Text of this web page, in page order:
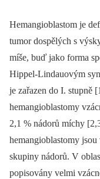
Hemangioblastom je
tumor dospělých s
míše, buď jako forma
Hippel-Lindauovým
je zařazen do I. stupně
hemangioblastomy
2,1 % nádorů míchy
hemangioblastomy
skupiny nádorů. V
popisovány velmi